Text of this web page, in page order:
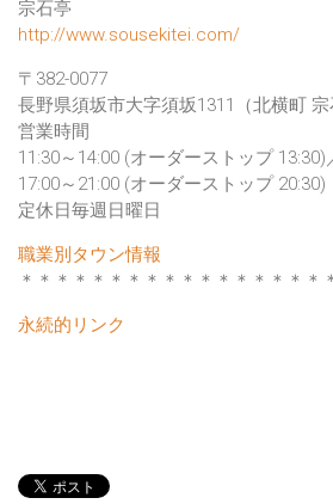
宗石亭
http://www.sousekitei.com/
〒382-0077
長野県須坂市大字須坂1311（北横町 宗
営業時間
11:30～14:00 (オーダーストップ 13:30)
17:00～21:00 (オーダーストップ 20:30)
定休日毎週日曜日
職業別タウン情報
＊＊＊＊＊＊＊＊＊＊＊＊＊＊＊＊＊
永続的リンク